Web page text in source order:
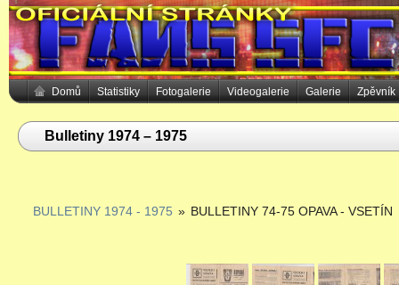
Domů Statistiky Fotogalerie Videogalerie Galerie Zpěvník
Bulletiny 1974 – 1975
BULLETINY 1974 - 1975 » BULLETINY 74-75 OPAVA - VSETÍN